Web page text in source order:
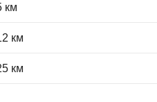
км
км
км